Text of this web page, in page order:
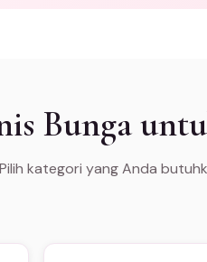
Bunga
Pilih kategori yang Anda